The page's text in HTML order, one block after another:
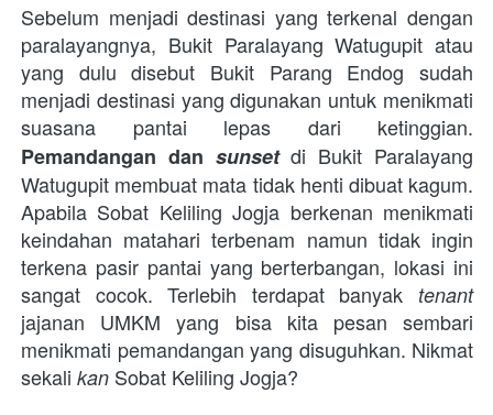
Sebelum menjadi destinasi yang terkenal dengan
paralayangnya, Bukit Paralayang Watugupit atau
yang dulu disebut Bukit Parang Endog sudah
menjadi destinasi yang digunakan untuk menikmati
suasana pantai lepas dari ketinggian.
Pemandangan dan sunset di Bukit Paralayang
Watugupit membuat mata tidak henti dibuat kagum.
Apabila Sobat Keliling Jogja berkenan menikmati
keindahan matahari terbenam namun tidak ingin
terkena pasir pantai yang berterbangan, lokasi ini
sangat cocok. Terlebih terdapat banyak tenant
jajanan UMKM yang bisa kita pesan sembari
menikmati pemandangan yang disuguhkan. Nikmat
sekali kan Sobat Keliling Jogja?